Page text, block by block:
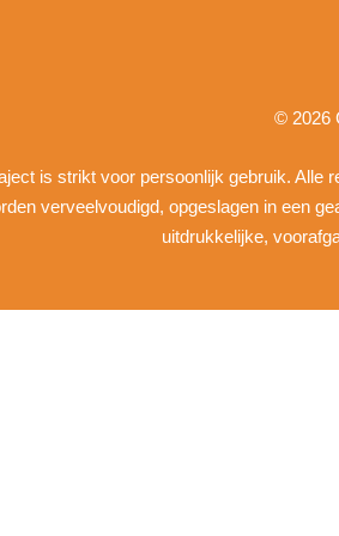
© 2026
is strikt voor persoonlijk gebruik. Alle
verveelvoudigd, opgeslagen in een
uitdrukkelijke,